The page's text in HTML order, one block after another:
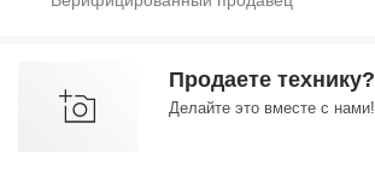
Продаете технику?
Делайте это вместе с нами!